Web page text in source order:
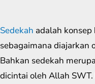
Sedekah adalah
sebagaimana diajarkan
Bahkan sedekah
dicintai oleh Allah